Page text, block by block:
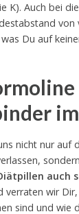
K). Auch bei
von
Du auf
nicht nur auf
auch
verraten wir
sind und wie